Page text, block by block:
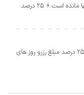
100 درصد روز هایی که کمتر از 72 ساعت به آنها مانده است + 25 درصد
100 درصد مبلغ رزرو همان روز و سه روز بعد + 25 درصد مبلغ رزرو روز های